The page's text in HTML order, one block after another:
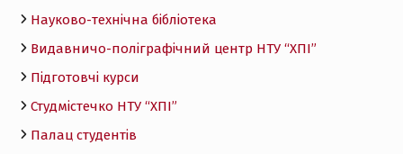
Науково-технічна бібліотека
Видавничо-поліграфічний центр НТУ “ХПІ”
Підготовчі курси
Студмістечко НТУ “ХПІ”
Палац студентів